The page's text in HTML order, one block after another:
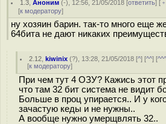
1.3 ,Аноним (-), 12:56, 21/05/2018 [ответить] [
[к модератору]
ну хозяин барин. так-то много еще
64бита не дают никаких
2.12 ,kiwinix (?), 13:28, 21/05/2018 [^] [^^] [
[к модератору]
При чем тут 4 ОЗУ? Кажись этот
что там 32 бит система не видит
Больше в проц упирается.. И у
зачастую кеды и не нужны..
А вообще нужно умерщвлять 32..